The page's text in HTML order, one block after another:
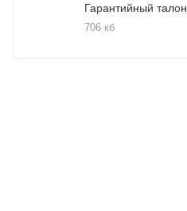
Гарантийный талон
706 кб